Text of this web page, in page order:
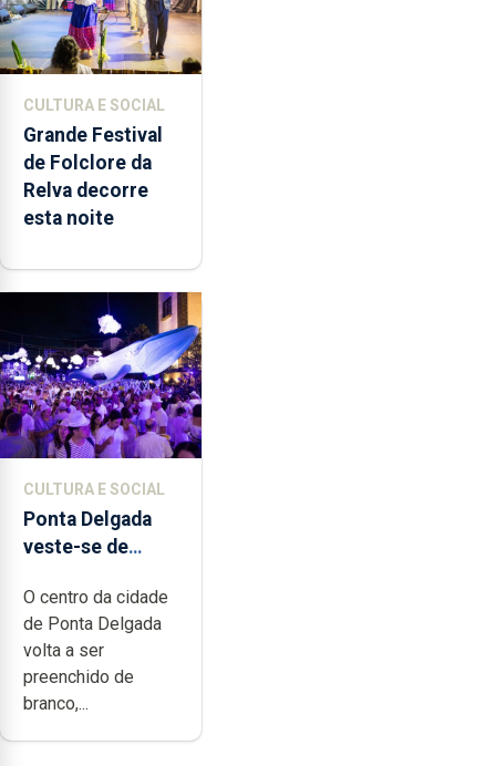
CULTURA E SOCIAL
Grande Festival
de Folclore da
Relva decorre
esta noite
CULTURA E SOCIAL
Ponta Delgada
veste-se de
O centro da cidade
de Ponta Delgada
volta a ser
preenchido de
branco,...